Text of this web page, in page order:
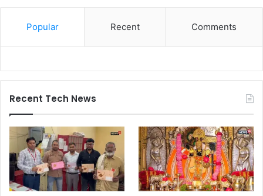
Popular Recent Comments
Recent Tech News